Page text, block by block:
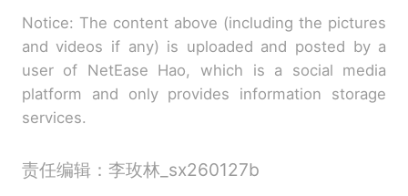
Notice: The content above (including the pictures
and videos if any) is uploaded and posted by a
user of NetEase Hao, which is a social media
platform and only provides information storage
services.
责任编辑：李玫林_sx260127b